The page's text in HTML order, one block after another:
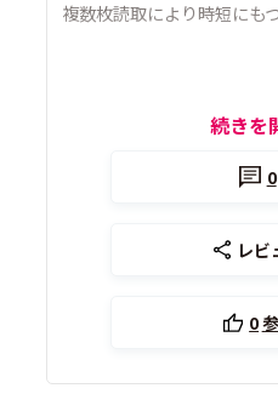
複数枚読取により時短にも
続きを
0
レビ
0